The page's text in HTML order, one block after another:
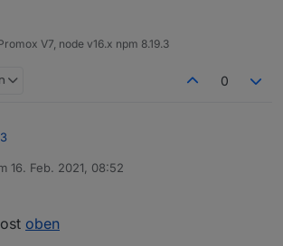
V7, node v16.x npm 8.19.3
0
für den alias eines Homematic
bekomme ich
16. Feb. 2021, 08:52
von
oben